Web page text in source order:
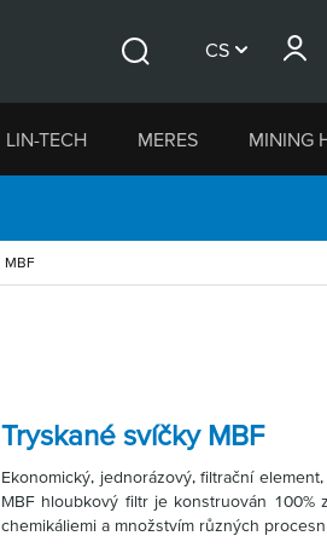
CS
LIN-TECH MERES MINING
MBF
Tryskané svíčky MBF
Ekonomický, jednorázový, filtrační
MBF hloubkový filtr je konstruován
chemikáliemi a množstvím různých